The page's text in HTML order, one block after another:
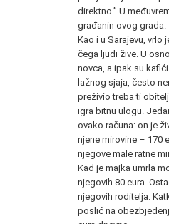
direktno.” U
građanin ovog grada.
Kao i u Sarajevu, vrlo
čega ljudi žive. U
novca, a ipak su
lažnog sjaja, često
preživio treba ti
igra bitnu ulogu.
ovako računa: on je
njene mirovine – 170
njegove male ratne
Kad je majka umrla
njegovih 80 eura.
njegovih roditelja.
poslić na